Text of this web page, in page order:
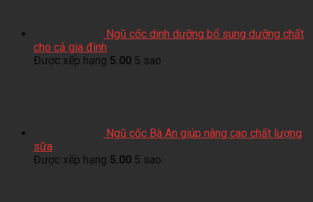
Ngũ cốc dinh dưỡng bổ sung dưỡng chất
cho cả gia đình
Được xếp hạng 5.00 5 sao
Ngũ cốc Bà An giúp nâng cao chất lượng
sữa
Được xếp hạng 5.00 5 sao